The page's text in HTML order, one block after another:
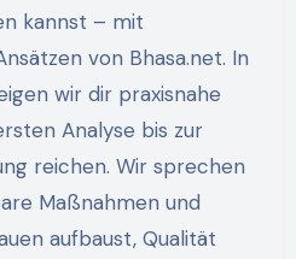
kannst – mit
von Bhasa.net. In
wir dir praxisnahe
Analyse bis zur
reichen. Wir sprechen
Maßnahmen und
aufbaust, Qualität